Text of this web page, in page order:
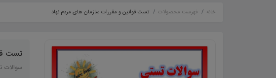
خانه فهرست محصولات تست قوانین و مقررات سازمان های مردم نهاد
تست
سوالات